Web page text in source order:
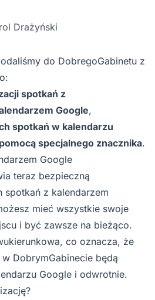
Drażyński
do DobregoGabinetu z
spotkań z
Google,
spotkań w kalendarzu
specjalnego znacznika.
Google
teraz bezpieczną
spotkań z kalendarzem
mieć wszystkie swoje
i być zawsze na bieżąco.
co oznacza, że
DobrymGabinecie będą
Google i odwrotnie.